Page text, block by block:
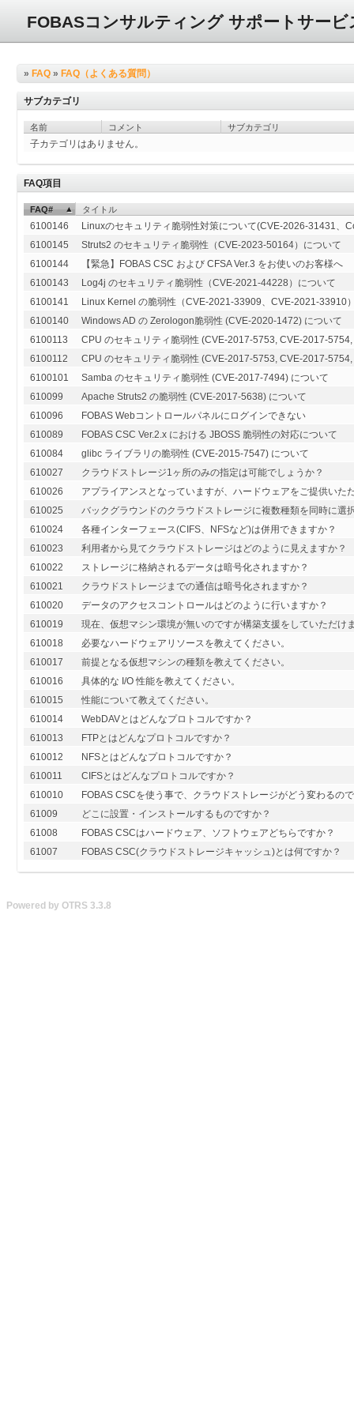
FOBASコンサルティング サポートサービ
» FAQ » FAQ（よくある質問）
サブカテゴリ
名前 コメント サブカテゴリ
子カテゴリはありません。
FAQ項目
FAQ# タイトル
6100146
Linuxのセキュリティ脆弱性対策について(CVE-2026-31431、
6100145
Struts2 のセキュリティ脆弱性（CVE-2023-50164）について
6100144
【緊急】FOBAS CSC および CFSA Ver.3 をお使いのお客様へ
6100143
Log4j のセキュリティ脆弱性（CVE-2021-44228）について
6100141
Linux Kernel の脆弱性（CVE-2021-33909、CVE-2021-33910
6100140
Windows AD の Zerologon脆弱性 (CVE-2020-1472) について
6100113
CPU のセキュリティ脆弱性 (CVE-2017-5753, CVE-2017-
6100112
CPU のセキュリティ脆弱性 (CVE-2017-5753, CVE-2017-
6100101
Samba のセキュリティ脆弱性 (CVE-2017-7494) について
610099
Apache Struts2 の脆弱性 (CVE-2017-5638) について
610096
FOBAS Webコントロールパネルにログインできない
610089
FOBAS CSC Ver.2.x における JBOSS 脆弱性の対応について
610084
glibc ライブラリの脆弱性 (CVE-2015-7547) について
610027
クラウドストレージ1ヶ所のみの指定は可能でしょうか？
610026
アプライアンスとなっていますが、ハードウェアをご提供いた
610025
バックグラウンドのクラウドストレージに複数種類を同時に選
610024
各種インターフェース(CIFS、NFSなど)は併用できますか？
610023
利用者から見てクラウドストレージはどのように見えますか？
610022
ストレージに格納されるデータは暗号化されますか？
610021
クラウドストレージまでの通信は暗号化されますか？
610020
データのアクセスコントロールはどのように行いますか？
610019
現在、仮想マシン環境が無いのですが構築支援をしていただけ
610018
必要なハードウェアリソースを教えてください。
610017
前提となる仮想マシンの種類を教えてください。
610016
具体的な I/O 性能を教えてください。
610015
性能について教えてください。
610014
WebDAVとはどんなプロトコルですか？
610013
FTPとはどんなプロトコルですか？
610012
NFSとはどんなプロトコルですか？
610011
CIFSとはどんなプロトコルですか？
610010
FOBAS CSCを使う事で、クラウドストレージがどう変わるの
61009
どこに設置・インストールするものですか？
61008
FOBAS CSCはハードウェア、ソフトウェアどちらですか？
61007
FOBAS CSC(クラウドストレージキャッシュ)とは何ですか？
Powered by OTRS 3.3.8